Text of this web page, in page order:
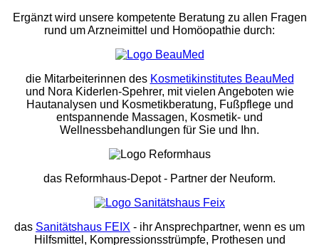
Ergänzt wird unsere kompetente Beratung zu allen Fragen
rund um Arzneimittel und Homöopathie durch:
die Mitarbeiterinnen des Kosmetikinstitutes BeauMed
und Nora Kiderlen-Spehrer, mit vielen Angeboten wie
Hautanalysen und Kosmetikberatung, Fußpflege und
entspannende Massagen, Kosmetik- und
Wellnessbehandlungen für Sie und Ihn.
das Reformhaus-Depot- Partner der Neuform.
das Sanitätshaus FEIX - ihr Ansprechpartner, wenn es um
Hilfsmittel, Kompressionsstrümpfe, Prothesen und